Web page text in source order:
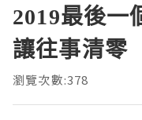
2019最後一
讓往事清零
瀏覽次數:378